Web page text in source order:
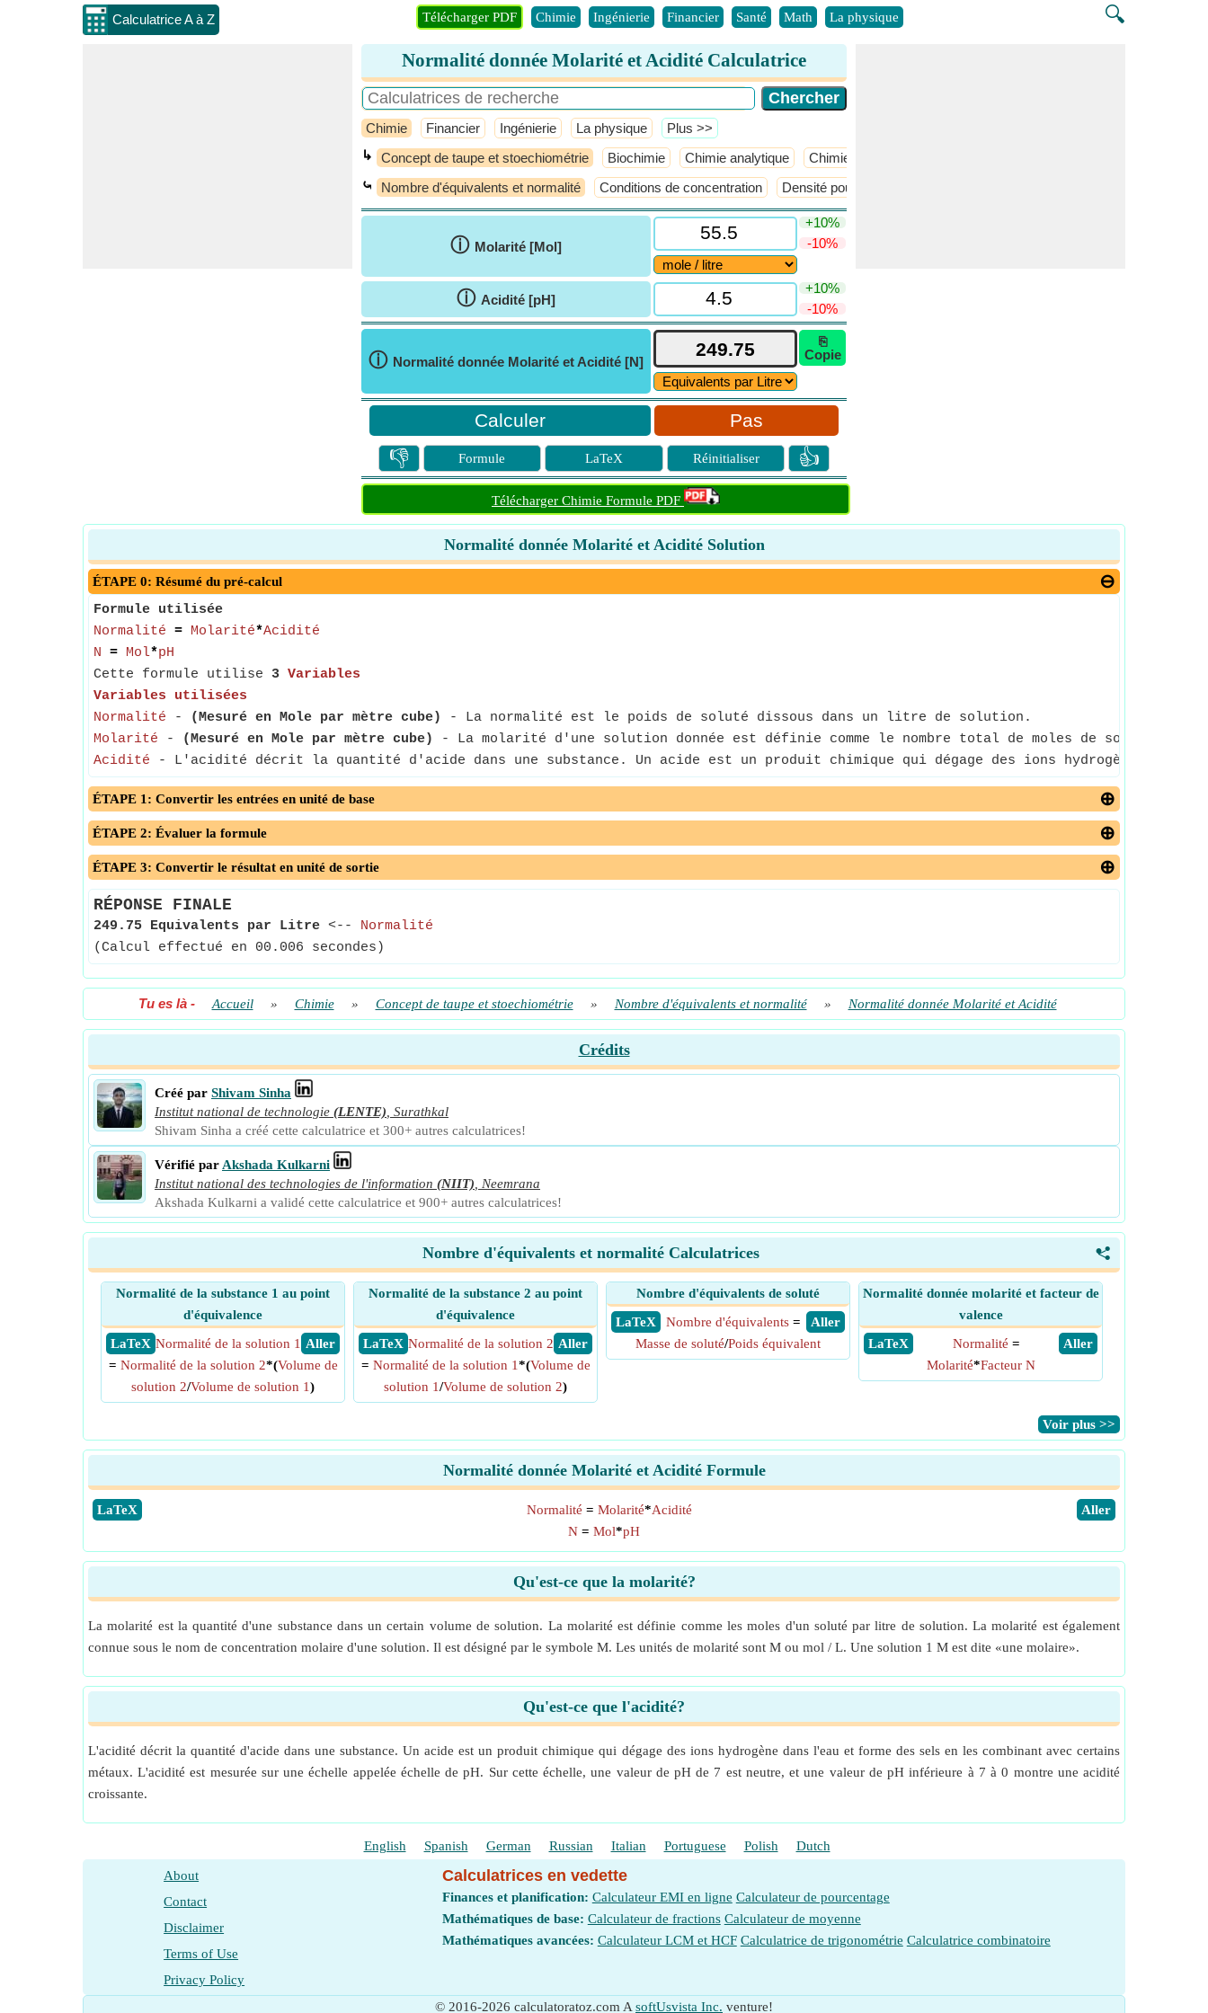
Calculatrice A à Z 🔍
Télécharger PDF Chimie Ingénierie Financier Santé Math La physique
Normalité donnée Molarité et Acidité Calculatrice
Chimie Financier Ingénierie La physique ​Plus >>
↳ Concept de taupe et stoechiométrie Biochimie Chimie analytique Chimie atmosphérique
⤿ Nombre d'équivalents et normalité Conditions de concentration Densité pour les gaz
ⓘ Molarité [Mol]
+10%
-10%
ⓘ Acidité [pH]
+10%
-10%
ⓘ Normalité donnée Molarité et Acidité [N]
⎘
Copie
Pas
👎 Formule LaTeX Réinitialiser 👍
Télécharger Chimie Formule PDF
Normalité donnée Molarité et Acidité Solution
ÉTAPE 0: Résumé du pré-calcul
Formule utilisée
Normalité = Molarité*Acidité
N = Mol*pH
Cette formule utilise 3 Variables
Variables utilisées
Normalité - (Mesuré en Mole par mètre cube)
- La normalité est le poids de soluté dissous dans un litre de solution.
Molarité - (Mesuré en Mole par mètre cube)
- La molarité d'une solution donnée est définie comme le nombre total de moles de soluté
Acidité - L'acidité décrit la quantité d'acide dans une substance. Un acide est un produit chimique qui dégage des ions hydrogène
ÉTAPE 1: Convertir les entrées en unité de base
ÉTAPE 2: Évaluer la formule
ÉTAPE 3: Convertir le résultat en unité de sortie
RÉPONSE FINALE
249.75 Equivalents par Litre <-- Normalité
(Calcul effectué en 00.006 secondes)
Tu es là- Accueil » Chimie » Concept de taupe et stoechiométrie » Nombre d'équivalents et normalité » Normalité donnée Molarité et Acidité
Crédits
Créé par Shivam Sinha
Institut national de technologie (LENTE) Surathkal
Shivam Sinha a créé cette calculatrice et 300+ autres calculatrices!
Vérifié par Akshada Kulkarni
Institut national des technologies de l'information (NIIT)
Neemrana
Akshada Kulkarni a validé cette calculatrice et 900+ autres calculatrices!
<
Nombre d'équivalents et normalité Calculatrices
Normalité de la substance 1 au point
d'équivalence
​ LaTeX
​ Aller
Normalité de la solution 1
= Normalité de la solution 2*(Volume de
solution 2/Volume de solution 1)
Normalité de la substance 2 au point
d'équivalence
​ LaTeX
​ Aller
Normalité de la solution 2
= Normalité de la solution 1*(Volume de
solution 1/Volume de solution 2)
Nombre d'équivalents de soluté
​ LaTeX
​ Aller
Nombre d'équivalents =
Masse de soluté/Poids équivalent
Normalité donnée molarité et facteur de
valence
​ LaTeX
​ Aller
Normalité =
Molarité*Facteur N
​Voir plus >>
Normalité donnée Molarité et Acidité Formule
​LaTeX ​Aller
Normalité = Molarité*Acidité
N = Mol*pH
Qu'est-ce que la molarité?
La molarité est la quantité d'une substance dans un certain volume de solution. La molarité est définie comme les moles d'un soluté par litre de solution. La molarité est également
connue sous le nom de concentration molaire d'une solution. Il est désigné par le symbole M. Les unités de molarité sont M ou mol / L. Une solution 1 M est dite «une molaire».
Qu'est-ce que l'acidité?
L'acidité décrit la quantité d'acide dans une substance. Un acide est un produit chimique qui dégage des ions hydrogène dans l'eau et forme des sels en les combinant avec certains
métaux. L'acidité est mesurée sur une échelle appelée échelle de pH. Sur cette échelle, une valeur de pH de 7 est neutre, et une valeur de pH inférieure à 7 à 0 montre une acidité
croissante.
English Spanish German Russian Italian Portuguese Polish Dutch
About
Contact
Disclaimer
Terms of Use
Privacy Policy
Calculatrices en vedette
Finances et planification: Calculateur EMI en ligne Calculateur de pourcentage
Mathématiques de base: Calculateur de fractions Calculateur de moyenne
Mathématiques avancées: Calculateur LCM et HCF Calculatrice de trigonométrie Calculatrice combinatoire
© 2016-2026 calculatoratoz.com A softUsvista Inc. venture!